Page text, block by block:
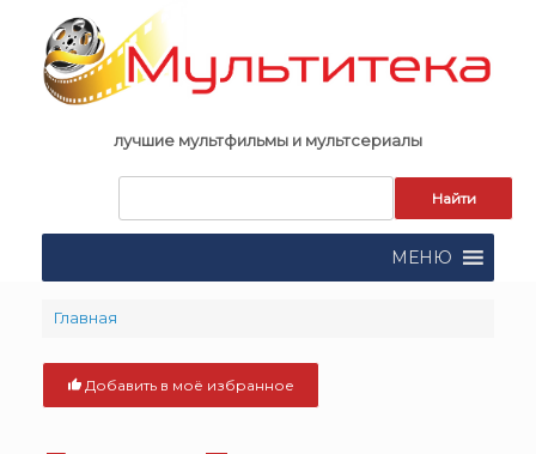
content
лучшие мультфильмы и мультсериалы
поиска:
МЕНЮ
Главная
Добавить в моё избранное